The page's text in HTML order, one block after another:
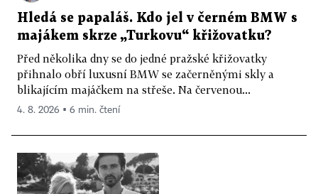
Hledá se papaláš. Kdo jel v černém BMW s
majákem skrze „Turkovu“ křižovatku?
Před několika dny se do jedné pražské křižovatky
přihnalo obří luxusní BMW se začerněnými skly a
blikajícím majáčkem na střeše. Na červenou...
4. 8. 2026 ▪ 6 min. čtení